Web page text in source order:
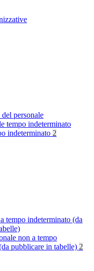
personale
tempo indeterminato
indeterminato 2
tempo indeterminato (da
non a tempo
pubblicare in tabelle) 2